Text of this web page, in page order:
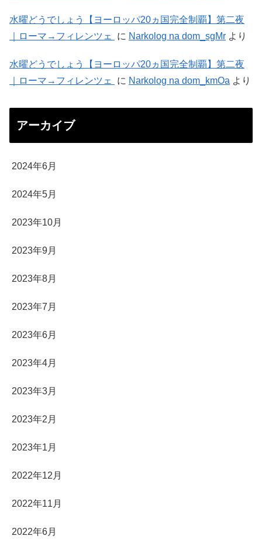
水曜どうでしょう【ヨーロッパ20ヵ国完全制覇】第二夜
｜ローマ→フィレンツェ
に Narkolog na dom_sgMr より
水曜どうでしょう【ヨーロッパ20ヵ国完全制覇】第二夜
｜ローマ→フィレンツェ
に Narkolog na dom_kmOa より
アーカイブ
2024年6月
2024年5月
2023年10月
2023年9月
2023年8月
2023年7月
2023年6月
2023年4月
2023年3月
2023年2月
2023年1月
2022年12月
2022年11月
2022年6月